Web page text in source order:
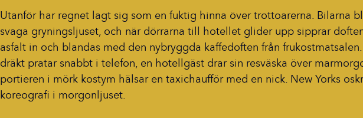
Utanför har regnet lagt sig som en fuktig hinna över trottoarerna. Bilarna
svaga gryningsljuset, och när dörrarna till hotellet glider upp sipprar
asfalt in och blandas med den nybryggda kaffedoften från frukostmatsalen.
dräkt pratar snabbt i telefon, en hotellgäst drar sin resväska över
portieren i mörk kostym hälsar en taxichaufför med en nick. New Yorks
koreografi i morgonljuset.